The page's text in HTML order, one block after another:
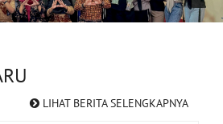
LIHAT BERITA SELENGKAPNYA